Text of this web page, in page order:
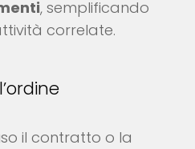
, semplificando
correlate.
il contratto o la